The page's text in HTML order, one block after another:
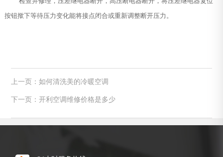
按钮揿下等待压力变化能将接点闭合或重新调整断开压力。
上一页：如何清洗美的冷暖空调
下一页：开利空调维修价格是多少